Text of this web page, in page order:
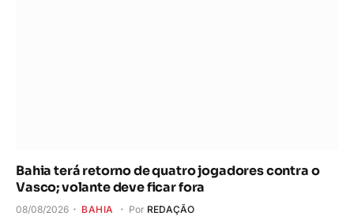
Bahia terá retorno de quatro jogadores contra o
Vasco; volante deve ficar fora
08/08/2026 BAHIA Por REDAÇÃO